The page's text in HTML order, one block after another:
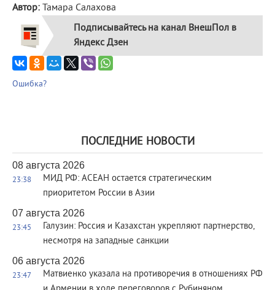
Автор: Тамара Салахова
Подписывайтесь на канал ВнешПол в
Яндекс Дзен
Ошибка?
ПОСЛЕДНИЕ НОВОСТИ
08 августа 2026
23:38
МИД РФ: АСЕАН остается стратегическим
приоритетом России в Азии
07 августа 2026
23:45
Галузин: Россия и Казахстан укрепляют партнерство,
несмотря на западные санкции
06 августа 2026
23:47
Матвиенко указала на противоречия в отношениях РФ